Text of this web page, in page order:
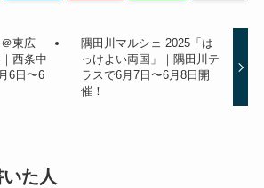
東広
西条中
6日〜6
隅田川マルシェ 2025「は
っけよい両国」｜隅田川テ
ラスで6月7日〜6月8日開
催！
た人